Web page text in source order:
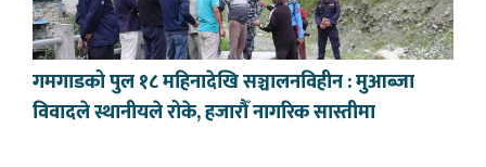
गमगाडको पुल १८ महिनादेखि सञ्चालनविहीन : मुआब्जा
विवादले स्थानीयले रोके, हजारौँ नागरिक सास्तीमा